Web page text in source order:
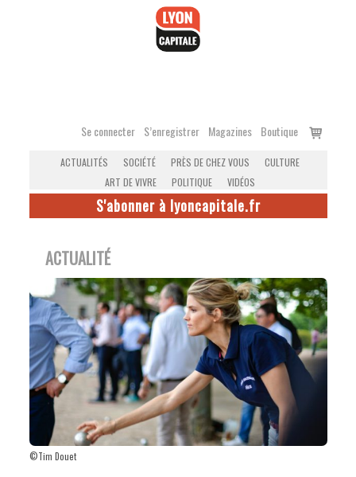
Se connecter S’enregistrer Magazines Boutique
Voir
ACTUALITÉS SOCIÉTÉ PRÈS DE CHEZ VOUS
CULTURE
ART DE VIVRE
POLITIQUE VIDÉOS
S'abonner à lyoncapitale.fr
ACTUALITÉ
©Tim Douet